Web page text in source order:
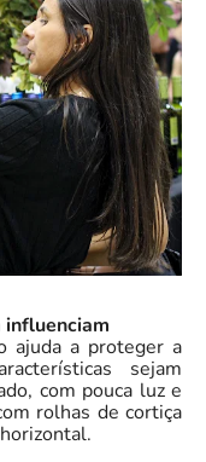
ajuda a proteger a
sejam
com pouca luz e
rolhas de cortiça